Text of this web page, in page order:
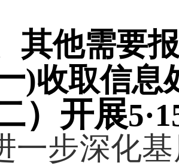
其他需要
)收取信息
）开展
一步深化